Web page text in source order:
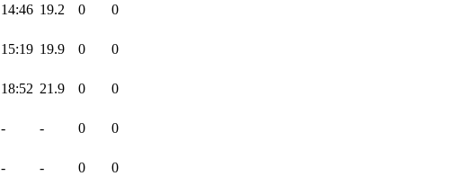
14:46 19.2 0
0
15:19 19.9 0
0
18:52 21.9 0
0
- - 0
0
- - 0 0